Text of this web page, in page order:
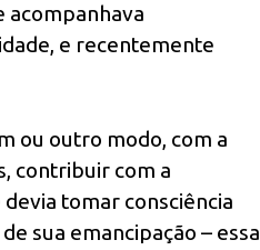
acompanhava
e recentemente
ou outro modo, com a
contribuir com a
tomar consciência
sua emancipação – essa